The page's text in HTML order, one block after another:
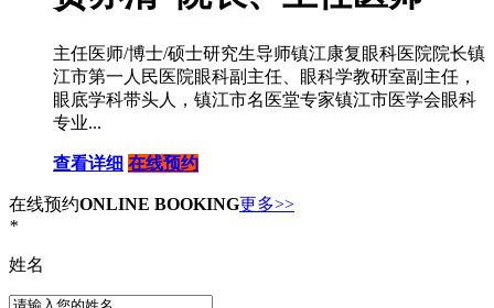
主任医师/博士/硕士研究生导师镇江康复眼科医院院长镇
江市第一人民医院眼科副主任、眼科学教研室副主任，
眼底学科带头人，镇江市名医堂专家镇江市医学会眼科
专业...
查看详细 在线预约
在线预约ONLINE BOOKING更多>>
*
姓名